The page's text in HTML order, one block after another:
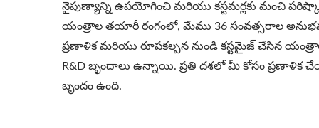
నైపుణ్యాన్ని ఉపయోగించి మరియు కస్టమర్లకు మంచి
యంత్రాల తయారీ రంగంలో, మేము 36 సంవత్సరాల
ప్రణాళిక మరియు రూపకల్పన నుండి కస్టమైజ్ చేసిన
R&D బృందాలు ఉన్నాయి. ప్రతి దశలో మీ కోసం ప్రణాళిక
బృందం ఉంది.